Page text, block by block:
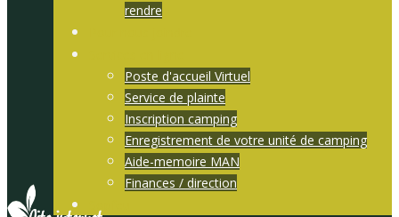
rendre
Poste d'accueil Virtuel
Service de plainte
Inscription camping
Enregistrement de votre unité de camping
Aide-memoire MAN
Finances / direction